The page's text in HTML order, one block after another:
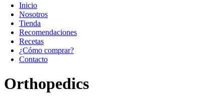
Inicio
Nosotros
Tienda
Recomendaciones
Recetas
¿Cómo comprar?
Contacto
Orthopedics